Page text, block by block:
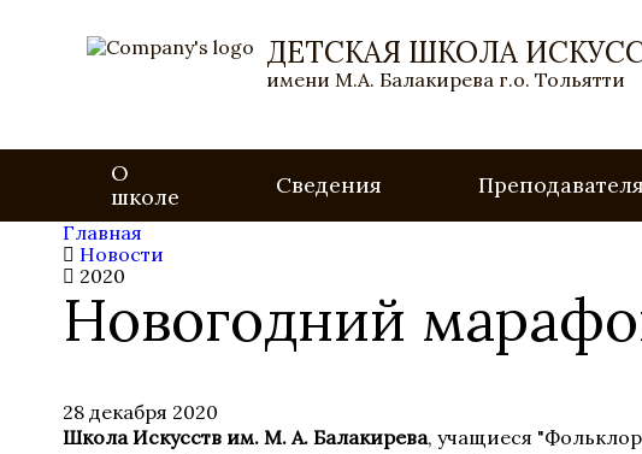
ДЕТСКАЯ ШКОЛА
имени М.А. Балакирева г.о. Тольятти
О
школе
Сведения
Главная
Новости
2020
Новогодний
28 декабря 2020
Школа Искусств им. М. А. Балакирева, учащиеся